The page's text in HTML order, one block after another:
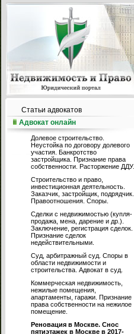
Статьи адвокатов
Адвокат онлайн
Долевое строительство.
Неустойка по договору долевого
участия. Банкротство
застройщика. Признание права
собственности. Расторжение ДДУ.
Строительство и право,
инвестиционная деятельность.
Заказчик, застройщик, подрядчик.
Правоотношения. Споры.
Сделки с недвижимостью (купля-
продажа, мена, дарение и др.).
Заключение, регистрация сделок.
Признание сделок
недействительными.
Суд, арбитражный суд. Споры в
области недвижимости и
строительства. Адвокат в суд.
Коммерческая недвижимость,
нежилые помещения,
апартаменты, гаражи. Признание
права собственности на нежилое
помещение.
Реновация в Москве. Снос
пятиэтажек в Москве в 2017-